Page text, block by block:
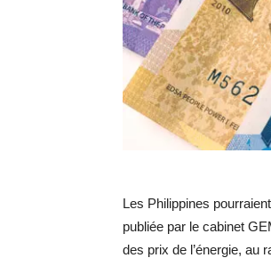
Les Philippines
publiée par le cabinet
des prix de l’énergie, au